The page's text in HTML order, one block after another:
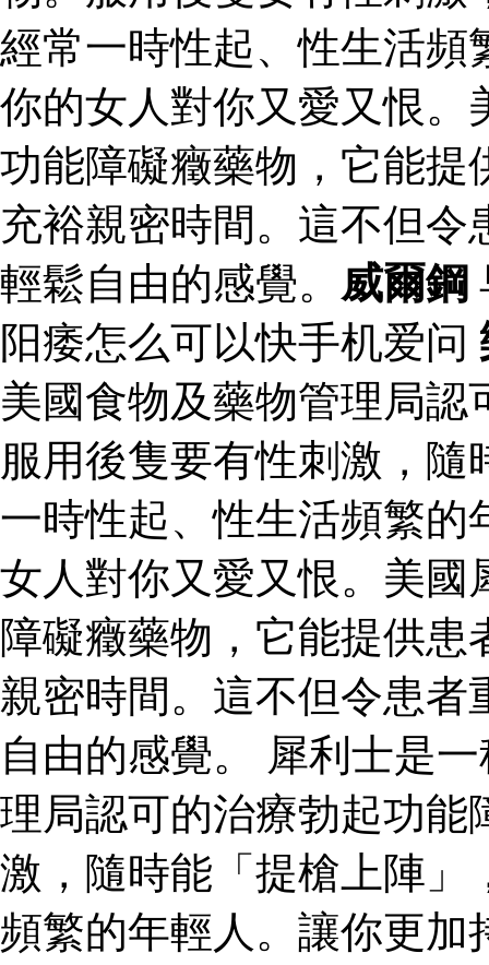
經常一時性起、性生活頻
你的女人對你又愛又恨。
功能障礙癥藥物，它能提
充裕親密時間。這不但
輕鬆自由的感覺。 威爾鋼
阳痿怎么可以快手机爱问
美國食物及藥物管理局
服用後隻要有性刺激，
一時性起、性生活頻繁的
女人對你又愛又恨。美國
障礙癥藥物，它能提供
親密時間。這不但令患
自由的感覺。 犀利士是
理局認可的治療勃起功能
激，隨時能「提槍上陣」
頻繁的年輕人。讓你更加